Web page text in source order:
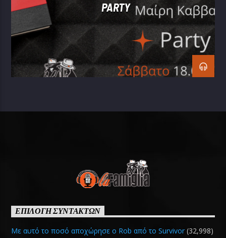
PARTY
ΕΠΙΛΟΓΗ ΣΥΝΤΑΚΤΩΝ
Με αυτό το ποσό αποχώρησε ο Rob από το Survivor (32,998)